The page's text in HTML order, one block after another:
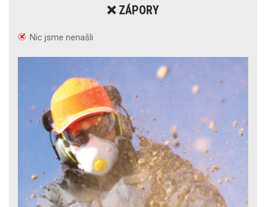
❌ ZÁPORY
Nic jsme nenašli